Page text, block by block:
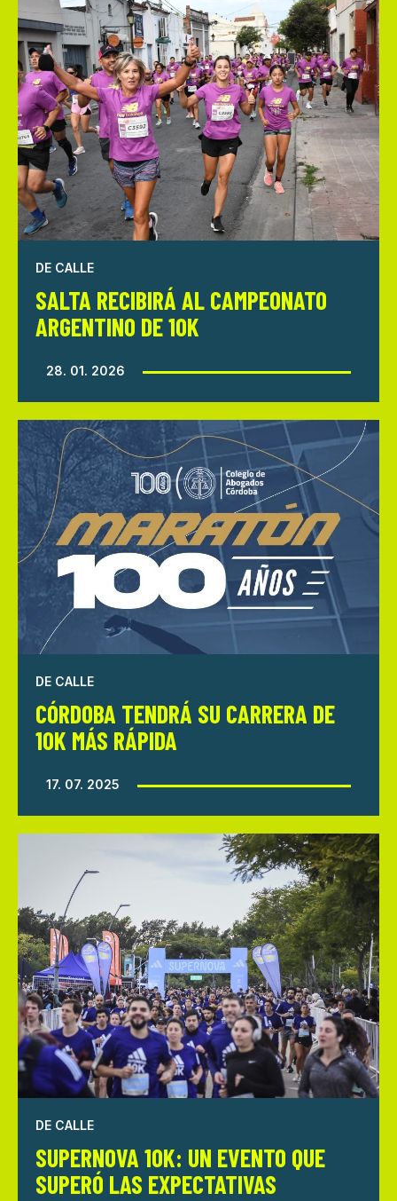
DE CALLE
SALTA RECIBIRÁ AL CAMPEONATO
ARGENTINO DE 10K
28. 01. 2026
DE CALLE
CÓRDOBA TENDRÁ SU CARRERA DE
10K MÁS RÁPIDA
17. 07. 2025
DE CALLE
SUPERNOVA 10K: UN EVENTO QUE
SUPERÓ LAS EXPECTATIVAS